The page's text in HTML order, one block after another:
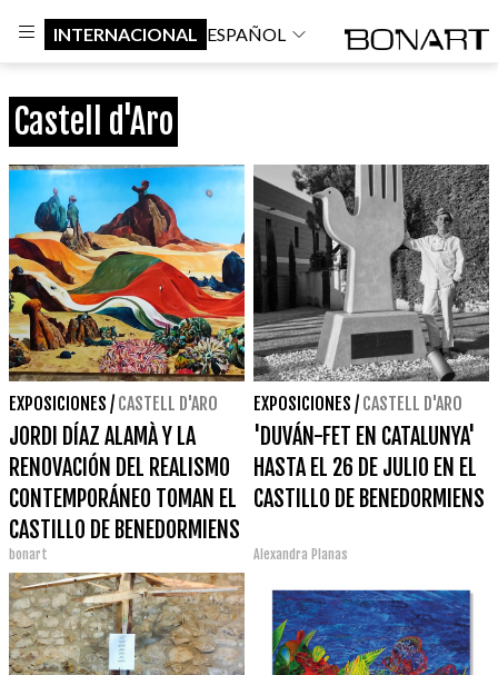
INTERNACIONAL ESPAÑOL
Castell d'Aro
EXPOSICIONES / CASTELL D'ARO
JORDI DÍAZ ALAMÀ Y LA
RENOVACIÓN DEL REALISMO
CONTEMPORÁNEO TOMAN EL
CASTILLO DE BENEDORMIENS
bonart
EXPOSICIONES / CASTELL D'ARO
'DUVÁN-FET EN CATALUNYA'
HASTA EL 26 DE JULIO EN EL
CASTILLO DE BENEDORMIENS
Alexandra Planas